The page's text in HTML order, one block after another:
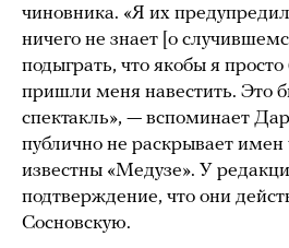
чиновника. «Я их
ничего не знает [о
подыграть, что якобы я
пришли меня навестить. Это
спектакль», — вспоминает
публично не раскрывает
известны «Медузе». У
подтверждение, что они
Сосновскую.